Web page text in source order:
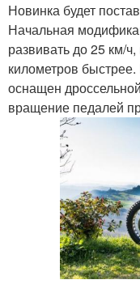
Новинка будет
Начальная
развивать до 25 км/
километров
оснащен
вращение педалей